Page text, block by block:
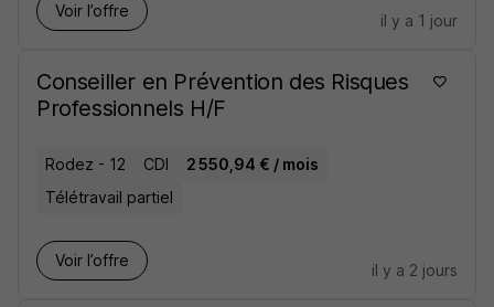
Voir l’offre
il y a 1 jour
Conseiller en Prévention des Risques
Professionnels H/F
Rodez - 12 CDI
2 550,94 € / mois
Télétravail partiel
Voir l’offre
il y a 2 jours